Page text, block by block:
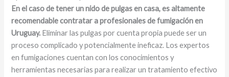
En el caso de tener un nido de pulgas en casa, es altamente
recomendable contratar a profesionales de fumigación en
Uruguay. Eliminar las pulgas por cuenta propia puede ser un
proceso complicado y potencialmente ineficaz. Los expertos
en fumigaciones cuentan con los conocimientos y
herramientas necesarias para realizar un tratamiento efectivo